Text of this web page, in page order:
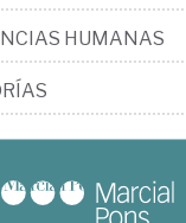
HUMANAS